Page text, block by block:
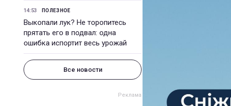
14:53 ПОЛЕЗНОЕ
Выкопали лук? Не торопитесь
прятать его в подвал: одна
ошибка испортит весь урожай
Все новости